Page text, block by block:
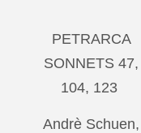
PETRARCA
SONNETS 47,
104, 123
Andrè Schuen,